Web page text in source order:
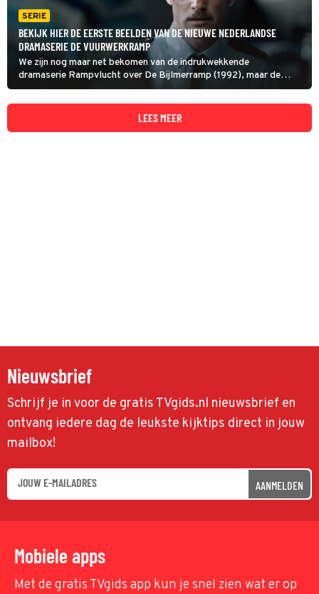
SERIE
BEKIJK HIER DE EERSTE BEELDEN VAN DE NIEUWE NEDERLANDSE
DRAMASERIE DE VUURWERKRAMP
We zijn nog maar net bekomen van de indrukwekkende
dramaserie Rampvlucht over De Bijlmerramp (1992), maar de
volgende reeks staat alweer op ons te wachten. De Vuurwerkramp
gaat over de gelijknamige ramp die in 2000 plaatsvond.
LEES MEER
Nieuwsbrief
Schrijf je in voor de gratis TVgids.nl nieuwsbrief en
ontvang iedere dag de leukste kijktips direct in jouw
mailbox!
AANMELDEN
Mobiele apps
Met de gratis TVgids app kun je snel zien wat er op